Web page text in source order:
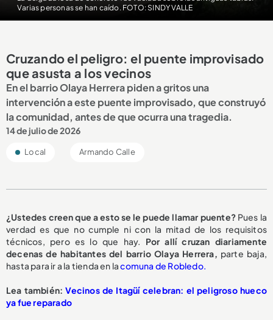
Varias personas se han caído. FOTO: SINDY VALLE
Cruzando el peligro: el puente improvisado
que asusta a los vecinos
En el barrio Olaya Herrera piden a gritos una
intervención a este puente improvisado, que construyó
la comunidad, antes de que ocurra una tragedia.
14 de julio de 2026
Local Armando Calle
¿Ustedes creen que a esto se le puede llamar puente?Pues la
verdad es que no cumple ni con la mitad de los requisitos
técnicos, pero es lo que hay. Por allí cruzan diariamente
decenas de habitantes del barrio Olaya Herrera, parte baja,
hasta para ir a la tienda en lacomuna de Robledo.
Lea también:Vecinos de Itagüí celebran: el peligroso hueco
ya fue reparado